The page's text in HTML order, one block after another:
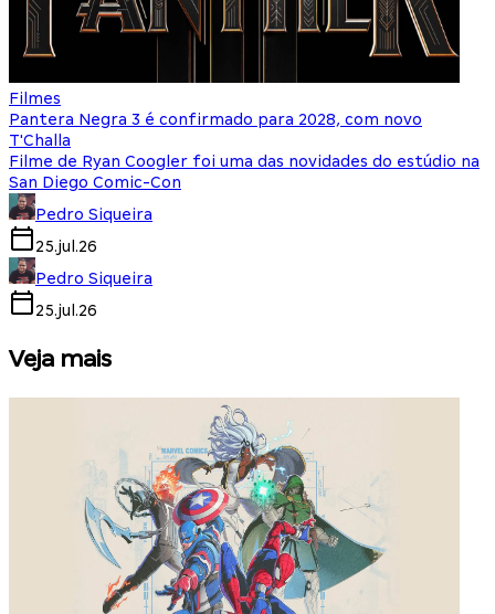
Filmes
Pantera Negra 3 é confirmado para 2028, com novo
T'Challa
Filme de Ryan Coogler foi uma das novidades do estúdio na
San Diego Comic-Con
Pedro Siqueira
25.jul.26
Pedro Siqueira
25.jul.26
Veja mais